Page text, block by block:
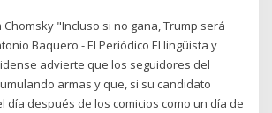
"Incluso si no gana, Trump será
Baquero - El Periódico El lingüista y
advierte que los seguidores del
armas y que, si su candidato
día después de los comicios como un día de